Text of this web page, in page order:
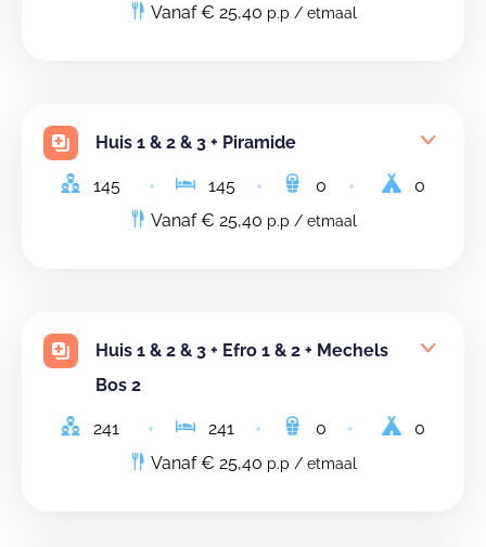
Vanaf € 25,40 p.p / etmaal
Huis 1 & 2 & 3 + Piramide
145 145 0
0
Vanaf € 25,40 p.p / etmaal
Huis 1 & 2 & 3 + Efro 1 & 2 + Mechels
Bos 2
241 241 0
0
Vanaf € 25,40 p.p / etmaal